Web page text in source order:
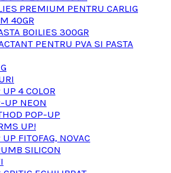
PREMIUM PENTRU CARLIG
40GR
BOILIES 300GR
PENTRU PVA SI PASTA
UP 4 COLOR
UP NEON
POP-UP
UP!
UP FITOFAG, NOVAC
SILICON